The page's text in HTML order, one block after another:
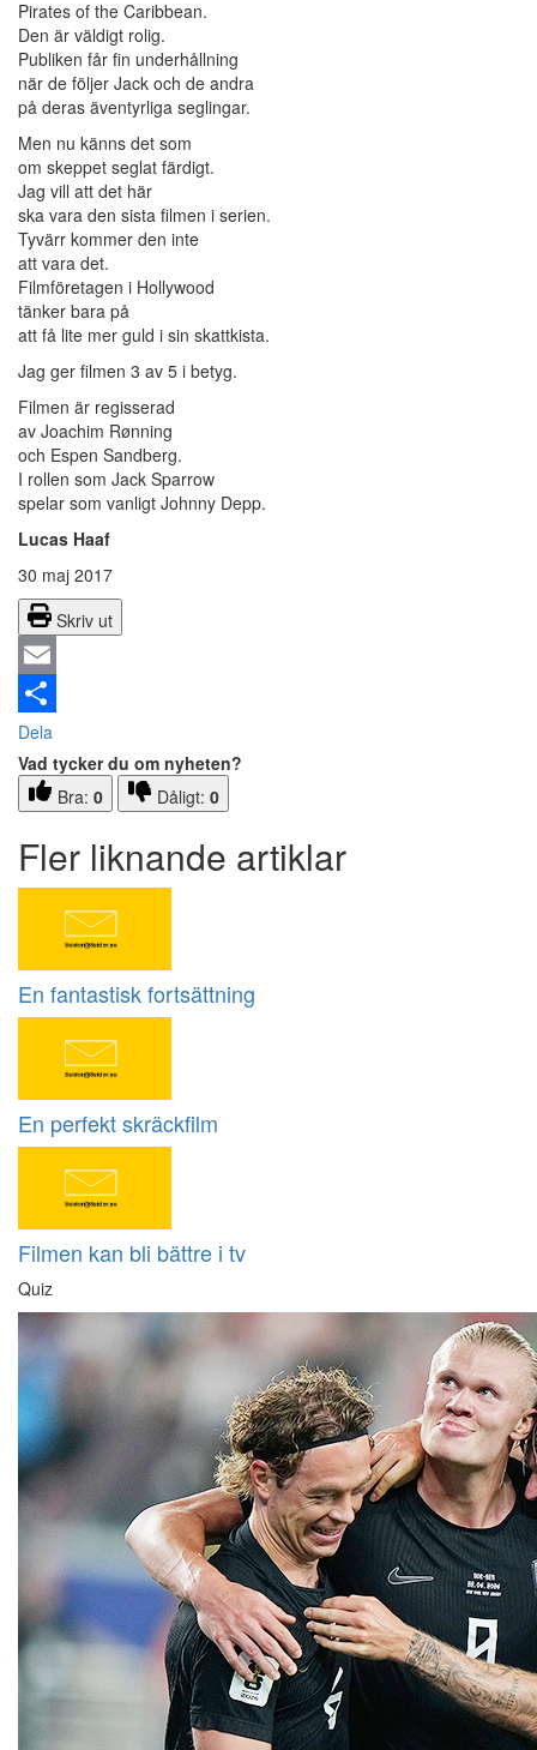
Pirates of the Caribbean.
Den är väldigt rolig.
Publiken får fin underhållning
när de följer Jack och de andra
på deras äventyrliga seglingar.
Men nu känns det som
om skeppet seglat färdigt.
Jag vill att det här
ska vara den sista filmen i serien.
Tyvärr kommer den inte
att vara det.
Filmföretagen i Hollywood
tänker bara på
att få lite mer guld i sin skattkista.
Jag ger filmen 3 av 5 i betyg.
Filmen är regisserad
av Joachim Rønning
och Espen Sandberg.
I rollen som Jack Sparrow
spelar som vanligt Johnny Depp.
Lucas Haaf
30 maj 2017
Skriv ut
Email
Dela
Vad tycker du om nyheten?
Bra: 0 Dåligt: 0
Fler liknande artiklar
En fantastisk fortsättning
En perfekt skräckfilm
Filmen kan bli bättre i tv
Quiz